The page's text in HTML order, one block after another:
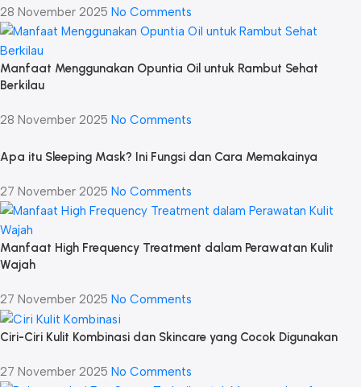
28 November 2025 No Comments
Manfaat Menggunakan Opuntia Oil untuk Rambut Sehat
Berkilau
28 November 2025 No Comments
Apa itu Sleeping Mask? Ini Fungsi dan Cara Memakainya
27 November 2025 No Comments
Manfaat High Frequency Treatment dalam Perawatan Kulit
Wajah
27 November 2025 No Comments
Ciri-Ciri Kulit Kombinasi dan Skincare yang Cocok Digunakan
27 November 2025 No Comments